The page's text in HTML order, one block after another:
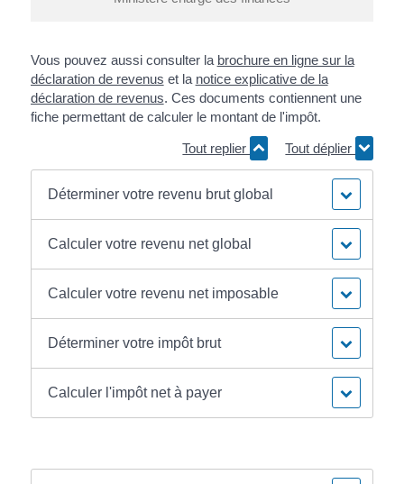
Vous pouvez aussi consulter la brochure en ligne sur la
déclaration de revenus et la notice explicative de la
déclaration de revenus. Ces documents contiennent une
fiche permettant de calculer le montant de l'impôt.
Tout replier Tout déplier
Déterminer votre revenu brut global
Calculer votre revenu net global
Calculer votre revenu net imposable
Déterminer votre impôt brut
Calculer l'impôt net à payer